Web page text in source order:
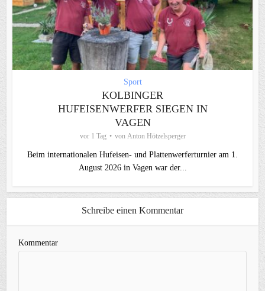
Sport
KOLBINGER
HUFEISENWERFER SIEGEN IN
VAGEN
vor 1 Tag von Anton Hötzelsperger
Beim internationalen Hufeisen- und Plattenwerferturnier am 1.
August 2026 in Vagen war der...
Schreibe einen Kommentar
Kommentar